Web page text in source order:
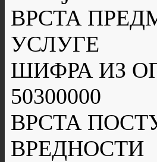
ВРСТА
УСЛУГЕ
ШИФРА ИЗ
50300000
ВРСТА
ВРЕДНОСТИ